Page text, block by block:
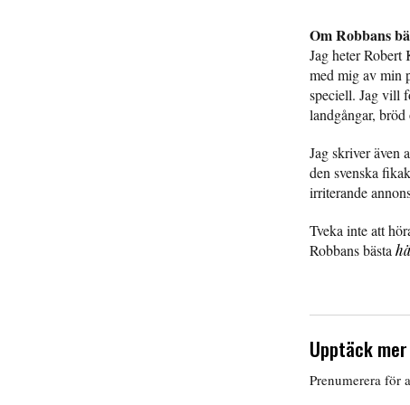
Om Robbans
Jag heter Robert
med mig av min
speciell. Jag vill
landgångar,
Jag skriver även
den svenska
irriterande
Tveka inte att
Robbans bästa
Upptäck
Prenumerera för